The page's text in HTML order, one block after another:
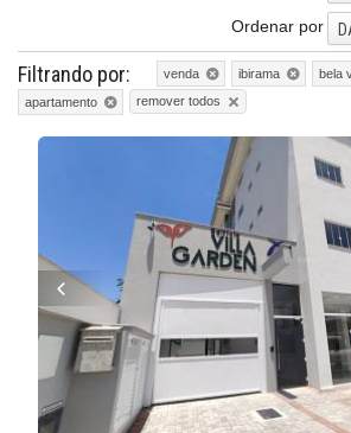
Ordenar por
Filtrando por: venda ibirama
bela
apartamento
remover todos